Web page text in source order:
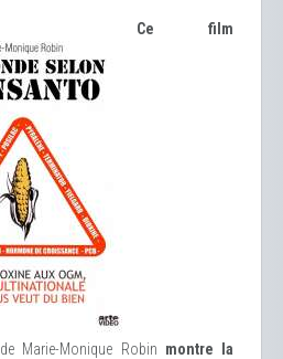
Ce film
de Marie-Monique Robin montre la